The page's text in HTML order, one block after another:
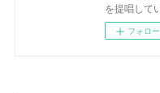
を提唱して
フォロー